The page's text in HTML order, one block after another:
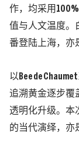
作，均采用
值与人文温度。
番登陆上海，亦
以Bee de
追溯黄金逐步覆
透明化升级。本
的当代演绎，亦